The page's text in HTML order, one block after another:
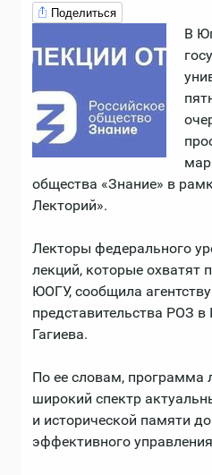
Поделиться
В
общества «Знание» в
Лекторий».
Лекторы федерального
лекций, которые охватят
ЮОГУ, сообщила
представительства РОЗ
Гагиева.
По ее словам, программа
широкий спектр
и исторической памяти
эффективного